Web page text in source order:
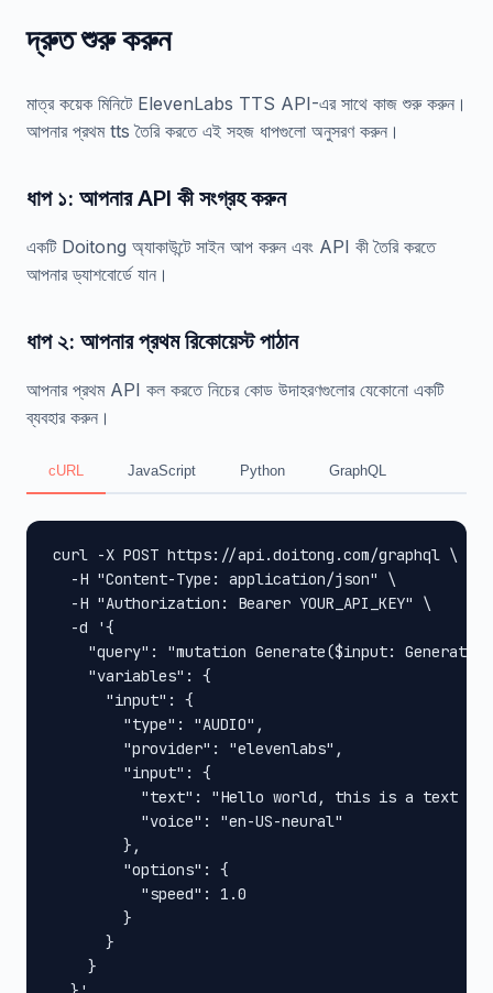
দ্রুত শুরু করুন
মাত্র কয়েক মিনিটে ElevenLabs TTS API-এর সাথে কাজ শুরু করুন।
আপনার প্রথম tts তৈরি করতে এই সহজ ধাপগুলো অনুসরণ করুন।
ধাপ ১: আপনার API কী সংগ্রহ করুন
একটি Doitong অ্যাকাউন্টে সাইন আপ করুন এবং API কী তৈরি করতে
আপনার ড্যাশবোর্ডে যান।
ধাপ ২: আপনার প্রথম রিকোয়েস্ট পাঠান
আপনার প্রথম API কল করতে নিচের কোড উদাহরণগুলোর যেকোনো একটি
ব্যবহার করুন।
cURL JavaScript Python GraphQL
curl -X POST https://api.doitong.com/graphql \
  -H "Content-Type: application/json" \
  -H "Authorization: Bearer YOUR_API_KEY" \
  -d '{
"query": "mutation Generate($input:
    "variables": {
      "input": {
        "type": "AUDIO",
        "provider": "elevenlabs",
        "input": {
"text": "Hello world, this is a text to
          "voice": "en-US-neural"
        },
        "options": {
          "speed": 1.0
        }
      }
    }